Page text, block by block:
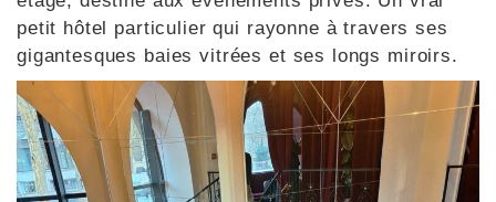
petit hôtel particulier qui rayonne à travers ses
gigantesques baies vitrées et ses longs miroirs.